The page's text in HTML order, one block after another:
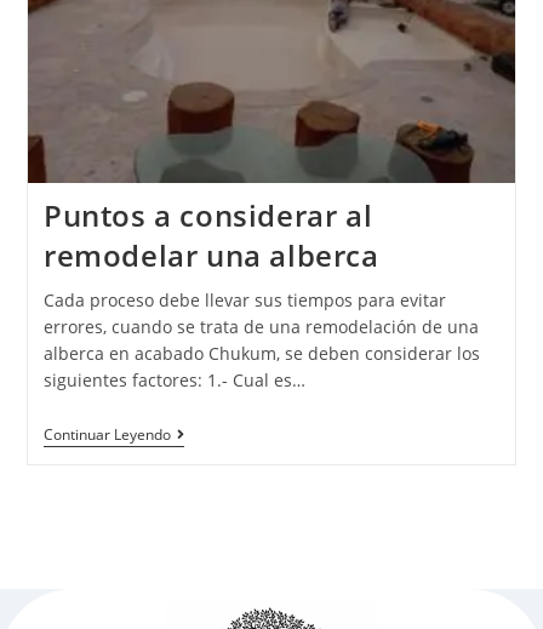
Puntos a considerar al
remodelar una alberca
Cada proceso debe llevar sus tiempos para evitar
errores, cuando se trata de una remodelación de una
alberca en acabado Chukum, se deben considerar los
siguientes factores: 1.- Cual es…
Continuar Leyendo